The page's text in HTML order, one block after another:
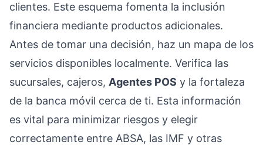
clientes. Este esquema fomenta la inclusión
financiera mediante productos adicionales.
Antes de tomar una decisión, haz un mapa de los
servicios disponibles localmente. Verifica las
sucursales, cajeros, Agentes POS y la fortaleza
de la banca móvil cerca de ti. Esta información
es vital para minimizar riesgos y elegir
correctamente entre ABSA, las IMF y otras